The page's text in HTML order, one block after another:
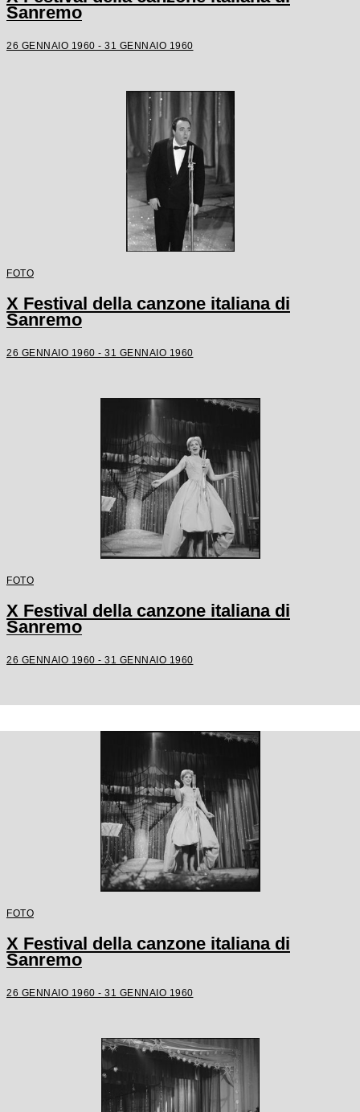
Sanremo
26 GENNAIO 1960 - 31 GENNAIO 1960
FOTO
X Festival della canzone italiana di
Sanremo
26 GENNAIO 1960 - 31 GENNAIO 1960
FOTO
X Festival della canzone italiana di
Sanremo
26 GENNAIO 1960 - 31 GENNAIO 1960
FOTO
X Festival della canzone italiana di
Sanremo
26 GENNAIO 1960 - 31 GENNAIO 1960